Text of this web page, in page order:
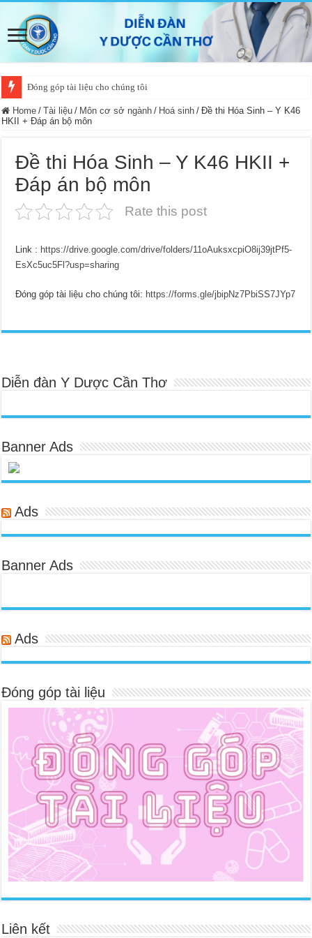
Đóng góp tài liệu cho chúng tôi
Home / Tài liệu / Môn cơ sở ngành / Hoá sinh / Đề thi Hóa Sinh – Y K46
HKII + Đáp án bộ môn
Đề thi Hóa Sinh – Y K46 HKII +
Đáp án bộ môn
Rate this post
Link : https://drive.google.com/drive/folders/11oAuksxcpiO8ij39jtPf5-
EsXc5uc5Fl?usp=sharing
Đóng góp tài liệu cho chúng tôi: https://forms.gle/jbipNz7PbiSS7JYp7
Diễn đàn Y Dược Cần Thơ
Banner Ads
Ads
Banner Ads
Ads
Đóng góp tài liệu
Liên kết